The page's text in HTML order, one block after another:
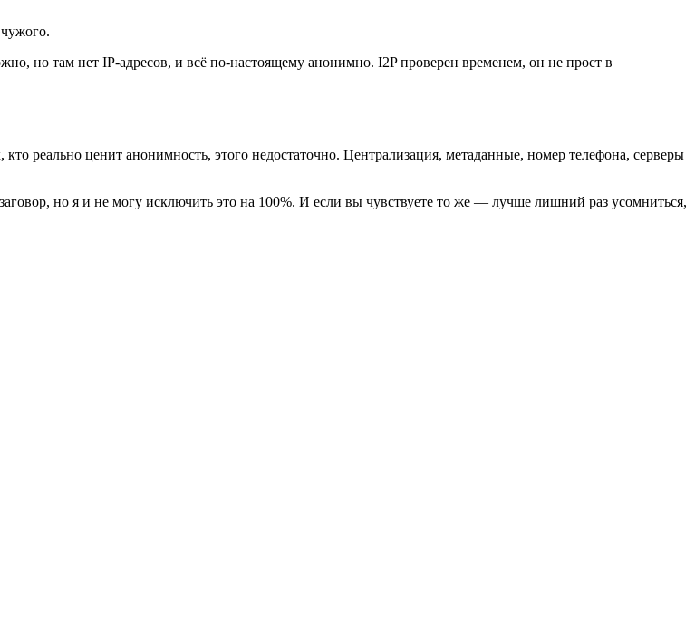
но там нет IP-адресов, и всё по-настоящему анонимно. I2P проверен временем, он не прост в
реально ценит анонимность, этого недостаточно. Централизация, метаданные, номер телефона, серверы
но я и не могу исключить это на 100%. И если вы чувствуете то же — лучше лишний раз усомниться,